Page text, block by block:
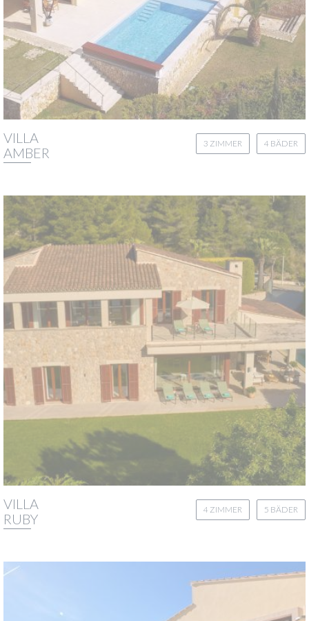
VILLA
AMBER
4 BÄDER
3 ZIMMER
VILLA
RUBY
5 BÄDER
4 ZIMMER